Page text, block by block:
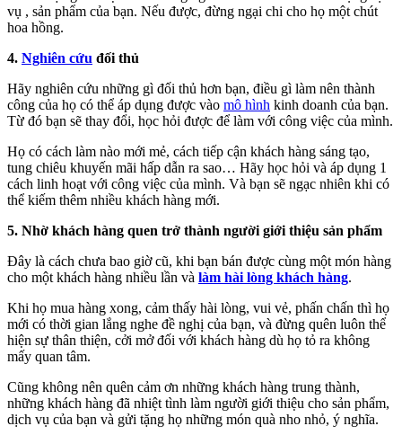
vụ , sản phẩm của bạn. Nếu được, đừng ngại chi cho họ một chút
hoa hồng.
4. Nghiên cứu đối thủ
Hãy nghiên cứu những gì đối thủ hơn bạn, điều gì làm nên thành
công của họ có thể áp dụng được vào mô hình kinh doanh của bạn.
Từ đó bạn sẽ thay đổi, học hỏi được để làm với công việc của mình.
Họ có cách làm nào mới mẻ, cách tiếp cận khách hàng sáng tạo,
tung chiêu khuyến mãi hấp dẫn ra sao… Hãy học hỏi và áp dụng 1
cách linh hoạt với công việc của mình. Và bạn sẽ ngạc nhiên khi có
thể kiếm thêm nhiều khách hàng mới.
5. Nhờ khách hàng quen trở thành người giới thiệu sản phẩm
Đây là cách chưa bao giờ cũ, khi bạn bán được cùng một món hàng
cho một khách hàng nhiều lần và làm hài lòng khách hàng.
Khi họ mua hàng xong, cảm thấy hài lòng, vui vẻ, phấn chấn thì họ
mới có thời gian lắng nghe đề nghị của bạn, và đừng quên luôn thể
hiện sự thân thiện, cởi mở đối với khách hàng dù họ tỏ ra không
mấy quan tâm.
Cũng không nên quên cảm ơn những khách hàng trung thành,
những khách hàng đã nhiệt tình làm người giới thiệu cho sản phẩm,
dịch vụ của bạn và gửi tặng họ những món quà nho nhỏ, ý nghĩa.